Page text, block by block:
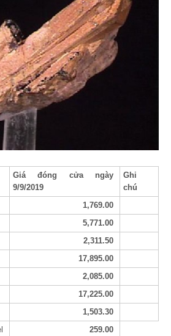
Giá đóng cửa ngày
9/9/2019
Ghi
chú
1,769.00
5,771.00
2,311.50
17,895.00
2,085.00
17,225.00
1,503.30
259.00